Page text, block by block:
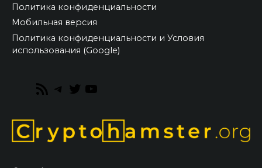
Политика конфиденциальности
Мобильная версия
Политика конфиденциальности и Условия
использования (Google)
RSS
Telegram
Twitter